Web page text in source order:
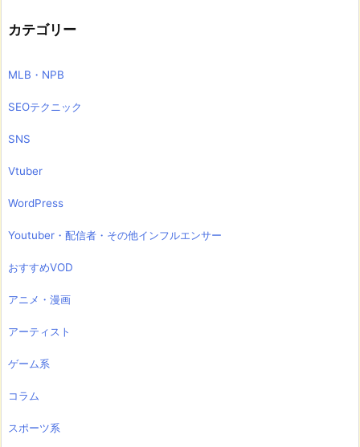
カテゴリー
MLB・NPB
SEOテクニック
SNS
Vtuber
WordPress
Youtuber・配信者・その他インフルエンサー
おすすめVOD
アニメ・漫画
アーティスト
ゲーム系
コラム
スポーツ系